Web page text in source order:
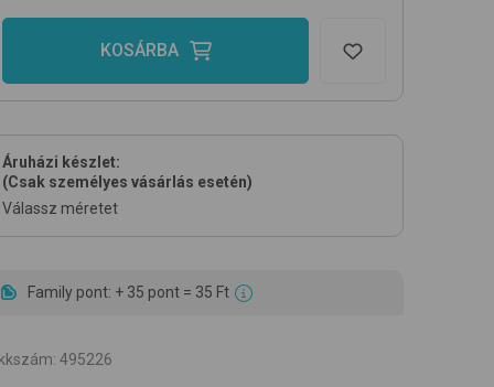
KOSÁRBA
Áruházi készlet:
(Csak személyes vásárlás esetén)
Válassz méretet
Family pont: + 35 pont = 35 Ft
: 495226